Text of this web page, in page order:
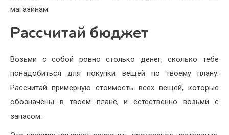
магазинам.
Рассчитай бюджет
Возьми с собой ровно столько денег, сколько тебе
понадобиться для покупки вещей по твоему плану.
Рассчитай примерную стоимость всех вещей, которые
обозначены в твоем плане, и естественно возьми с
запасом.